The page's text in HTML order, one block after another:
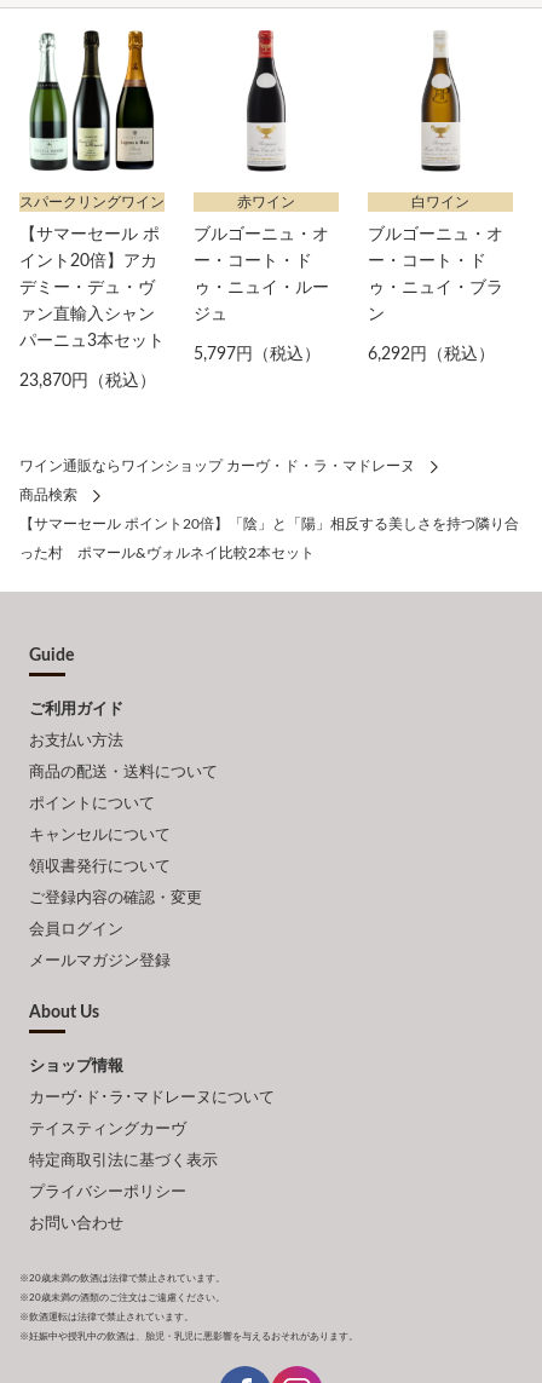
スパークリングワイン
【サマーセール ポ
イント20倍】アカ
デミー・デュ・ヴ
ァン直輸入シャン
パーニュ3本セット
23,870円（税込）
赤ワイン
ブルゴーニュ・オ
ー・コート・ド
ゥ・ニュイ・ルー
ジュ
5,797円（税込）
白ワイン
ブルゴーニュ・オ
ー・コート・ド
ゥ・ニュイ・ブラ
ン
6,292円（税込）
ワイン通販ならワインショップ カーヴ・ド・ラ・マドレーヌ
商品検索
【サマーセール ポイント20倍】「陰」と「陽」相反する美しさを持つ隣り合
った村 ポマール&ヴォルネイ比較2本セット
Guide
ご利用ガイド
お支払い方法
商品の配送・送料について
ポイントについて
キャンセルについて
領収書発行について
ご登録内容の確認・変更
会員ログイン
メールマガジン登録
About Us
ショップ情報
カーヴ･ド･ラ･マドレーヌについて
テイスティングカーヴ
特定商取引法に基づく表示
プライバシーポリシー
お問い合わせ
※20歳未満の飲酒は法律で禁止されています。
※20歳未満の酒類のご注文はご遠慮ください。
※飲酒運転は法律で禁止されています。
※妊娠中や授乳中の飲酒は、胎児・乳児に悪影響を与えるおそれがあります。